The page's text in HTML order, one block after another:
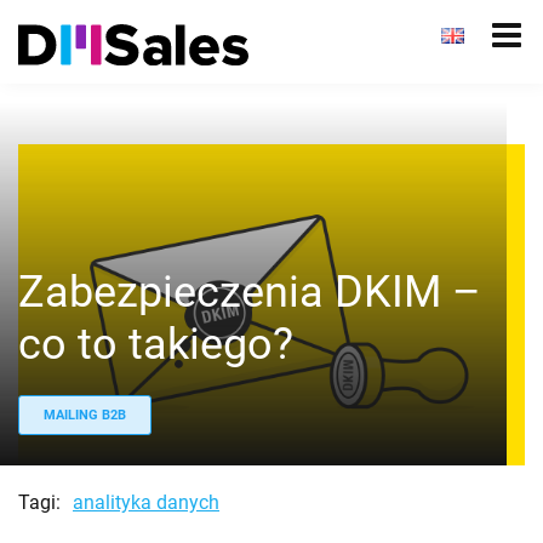
Zabezpieczenia DKIM –
co to takiego?
MAILING B2B
Tagi: analityka danych